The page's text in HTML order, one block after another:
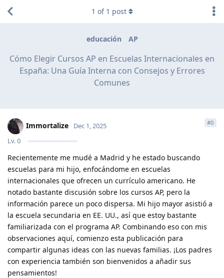
educación AP
Cómo Elegir Cursos AP en Escuelas Internacionales en
España: Una Guía Interna con Consejos y Errores
Comunes
1 of 1 post
Immortalize
Lv.0
Dec 1, 2025 #0
Recientemente me mudé a Madrid y he estado buscando
escuelas para mi hijo, enfocándome en escuelas
internacionales que ofrecen un currículo americano. He
notado bastante discusión sobre los cursos AP, pero la
información parece un poco dispersa. Mi hijo mayor asistió a
la escuela secundaria en EE. UU., así que estoy bastante
familiarizada con el programa AP. Combinando eso con mis
observaciones aquí, comienzo esta publicación para
compartir algunas ideas con las nuevas familias. ¡Los padres
con experiencia también son bienvenidos a añadir sus
pensamientos!